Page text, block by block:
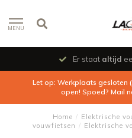
MENU
Er staat altijd
Let op: Werkplaats gesloten
open! Spoed? Mail
Home / Elektrische
vouwfietsen / Elektrische